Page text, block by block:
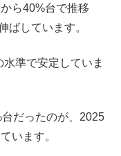
ら40%台で推移
ばしています。
準で安定していま
だったのが、2025
います。